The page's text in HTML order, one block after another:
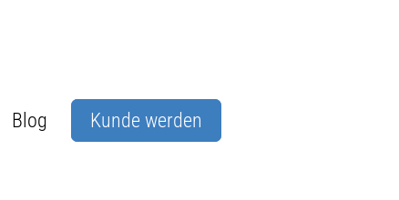
Blog Kunde werden